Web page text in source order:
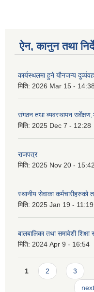
ऐन, कानुन तथा
कार्यस्थलमा हुने यौनजन्य
मिति: 2026 Mar 15 - 14:38
संगठन तथा ब्यवस्थापन
मिति: 2025 Dec 7 - 12:28
राजपत्र
मिति: 2025 Nov 20 - 15:42
स्थानीय सेवाका कर्मचारीहरुको
मिति: 2025 Jan 19 - 11:19
बालबालिका तथा समावेशी
मिति: 2024 Apr 9 - 16:54
Pages
1 2 3